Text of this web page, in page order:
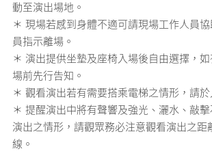
動至演出場地。
＊ 現場若感到身體不適可請現場工作人員
員指示離場。
＊ 演出提供坐墊及座椅入場後自由選擇，
場前先行告知。
＊ 觀看演出若有需要搭乘電梯之情形，請於
＊ 提醒演出中將有聲響及強光、灑水、敲
演出之情形，請觀眾務必注意觀看演出之距
線。